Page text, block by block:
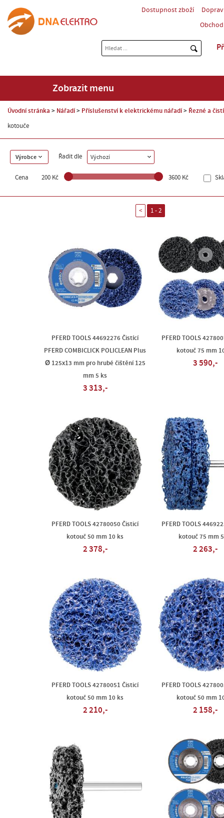
Dostupnost zboží
Zobrazit menu
Úvodní stránka Nářadí Příslušenství k elektrickému nářadí Řezné a
kotouče
Výrobce Řadit dle Výchozí
Cena 200 Kč 3600 Kč
< 1 - 2
PFERD TOOLS 44692276 Čistící
PFERD COMBICLICK POLICLEAN Plus
Ø 125x13 mm pro hrubé čištění 125
mm 5 ks
3 313,-
PFERD TOOLS
kotouč 75 mm
3 590,-
PFERD TOOLS 42780050 Čisticí
kotouč 50 mm 10 ks
2 378,-
PFERD TOOLS
kotouč 75 mm
2 263,-
PFERD TOOLS 42780051 Čisticí
kotouč 50 mm 10 ks
2 210,-
PFERD TOOLS
kotouč 50 mm
2 158,-